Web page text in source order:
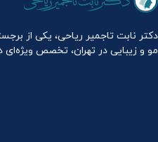
دکتر نابت تاجمیر ریاحی، یکی از
مو و زیبایی در تهران، تخصص